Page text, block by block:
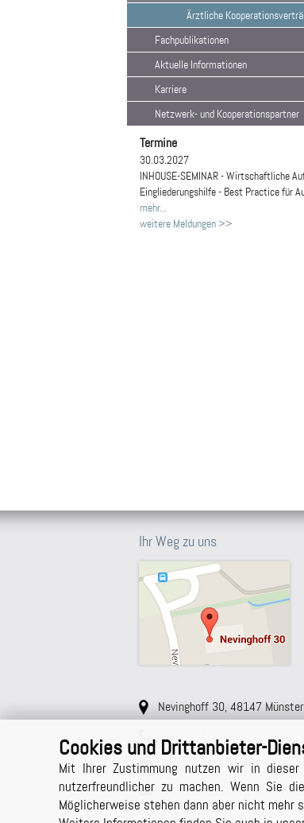
Cookies und Drittanbieter-
Mit Ihrer Zustimmung nutzen wir in
nutzerfreundlicher zu machen. Wenn Sie
Möglicherweise stehen dann aber nicht mehr
Ärztliche
Fachpublikationen
Aktuelle Informationen
Karriere
Netzwerk- und Kooperationspartner
Termine
30.03.2027
INHOUSE-SEMINAR - Wirtschaftliche
Eingliederungshilfe - Best Practice für
mehr...
weitere Meldungen
Ihr Weg zu uns
Nevinghoff 30, 48147 Münster
0 25 1 - 4 82 04-40
sekretariat@bpg-muenster.de